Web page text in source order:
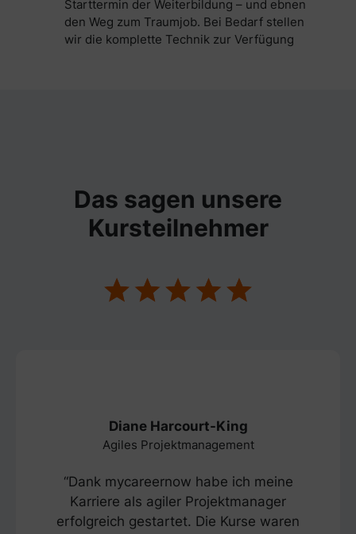
Starttermin der Weiterbildung – und ebnen
den Weg zum Traumjob. Bei Bedarf stellen
wir die komplette Technik zur Verfügung
Das sagen unsere
Kursteilnehmer
Diane Harcourt-King
Agiles Projektmanagement
“Dank mycareernow habe ich meine
Karriere als agiler Projektmanager
erfolgreich gestartet. Die Kurse waren